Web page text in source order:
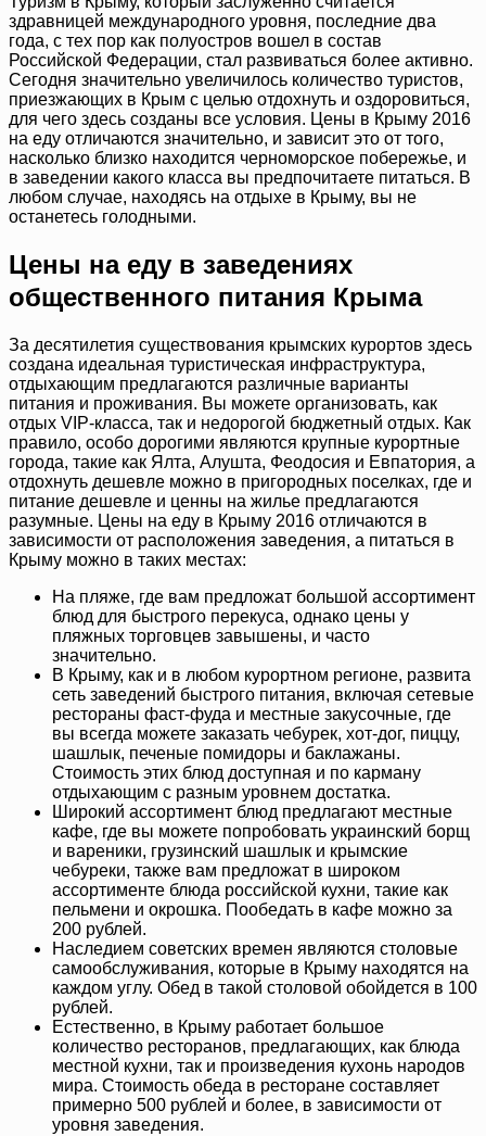
здравницей международного уровня, последние два
года, с тех пор как полуостров вошел в состав
Российской Федерации, стал развиваться более активно.
Сегодня значительно увеличилось количество туристов,
приезжающих в Крым с целью отдохнуть и оздоровиться,
для чего здесь созданы все условия. Цены в Крыму 2016
на еду отличаются значительно, и зависит это от того,
насколько близко находится черноморское побережье, и
в заведении какого класса вы предпочитаете питаться. В
любом случае, находясь на отдыхе в Крыму, вы не
останетесь голодными.
Цены на еду в заведениях
общественного питания Крыма
За десятилетия существования крымских курортов здесь
создана идеальная туристическая инфраструктура,
отдыхающим предлагаются различные варианты
питания и проживания. Вы можете организовать, как
отдых VIP-класса, так и недорогой бюджетный отдых. Как
правило, особо дорогими являются крупные курортные
города, такие как Ялта, Алушта, Феодосия и Евпатория, а
отдохнуть дешевле можно в пригородных поселках, где и
питание дешевле и ценны на жилье предлагаются
разумные. Цены на еду в Крыму 2016 отличаются в
зависимости от расположения заведения, а питаться в
Крыму можно в таких местах:
На пляже, где вам предложат большой ассортимент
блюд для быстрого перекуса, однако цены у
пляжных торговцев завышены, и часто
значительно.
В Крыму, как и в любом курортном регионе, развита
сеть заведений быстрого питания, включая сетевые
рестораны фаст-фуда и местные закусочные, где
вы всегда можете заказать чебурек, хот-дог, пиццу,
шашлык, печеные помидоры и баклажаны.
Стоимость этих блюд доступная и по карману
отдыхающим с разным уровнем достатка.
Широкий ассортимент блюд предлагают местные
кафе, где вы можете попробовать украинский борщ
и вареники, грузинский шашлык и крымские
чебуреки, также вам предложат в широком
ассортименте блюда российской кухни, такие как
пельмени и окрошка. Пообедать в кафе можно за
200 рублей.
Наследием советских времен являются столовые
самообслуживания, которые в Крыму находятся на
каждом углу. Обед в такой столовой обойдется в 100
рублей.
Естественно, в Крыму работает большое
количество ресторанов, предлагающих, как блюда
местной кухни, так и произведения кухонь народов
мира. Стоимость обеда в ресторане составляет
примерно 500 рублей и более, в зависимости от
уровня заведения.